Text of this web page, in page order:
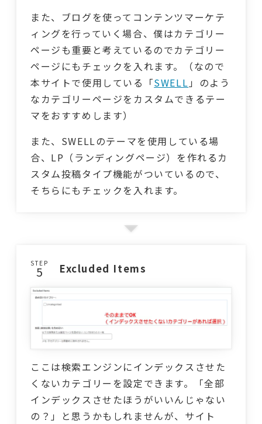
また、ブログを使ってコンテンツマーケテ
ィングを行っていく場合、僕はカテゴリー
ページも重要と考えているのでカテゴリー
ページにもチェックを入れます。（なので
本サイトで使用している「SWELL 」のよう
なカテゴリーページをカスタムできるテー
マをおすすめします）
また、SWELLのテーマを使用している場
合、LP（ランディングページ）を作れるカ
スタム投稿タイプ機能がついているので、
そちらにもチェックを入れます。
STEP Excluded Items
ここは検索エンジンにインデックスさせた
くないカテゴリーを設定できます。「全部
インデックスさせたほうがいいんじゃない
の？」と思うかもしれませんが、サイト